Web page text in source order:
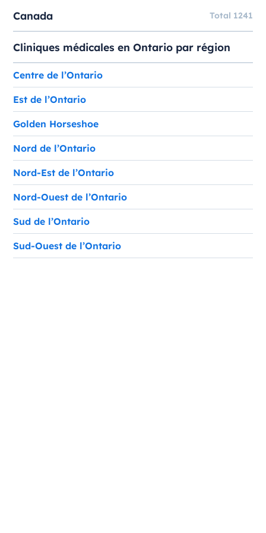
Canada Total 1241
Cliniques médicales en Ontario par région
Centre de l’Ontario
Est de l’Ontario
Golden Horseshoe
Nord de l’Ontario
Nord-Est de l’Ontario
Nord-Ouest de l’Ontario
Sud de l’Ontario
Sud-Ouest de l’Ontario